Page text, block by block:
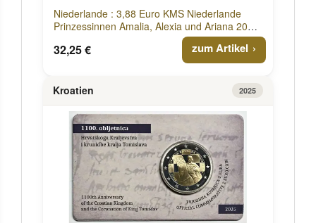
Niederlande : 3,88 Euro KMS Niederlande
Prinzessinnen Amalia, Alexia und Ariana 2025
32,25 € zum Artikel
Kroatien 2025